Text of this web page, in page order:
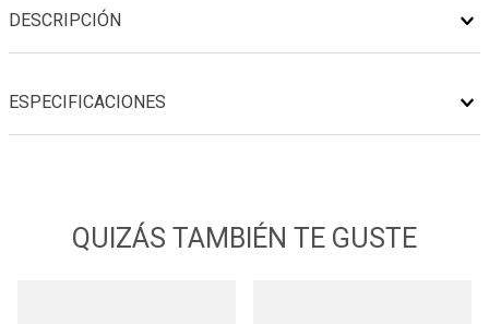
DESCRIPCIÓN
ESPECIFICACIONES
QUIZÁS TAMBIÉN TE GUSTE